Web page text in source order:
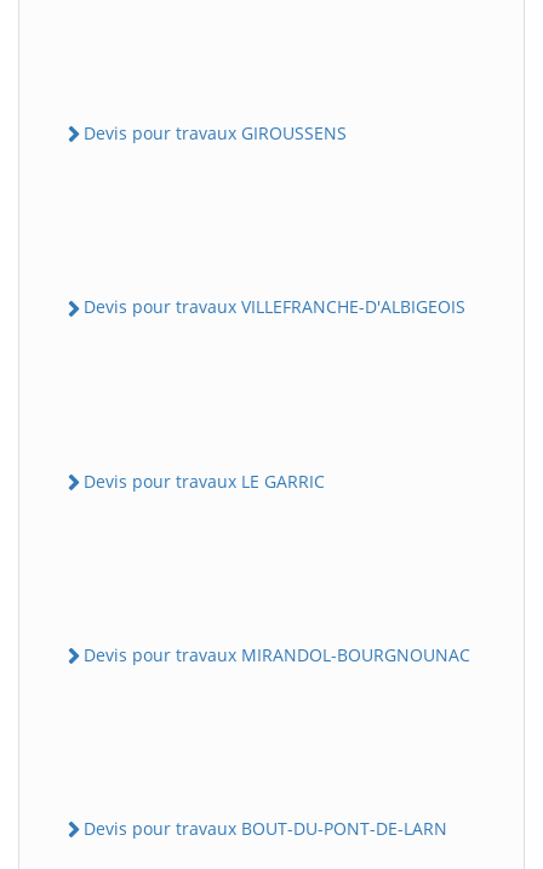
Devis pour travaux GIROUSSENS
Devis pour travaux VILLEFRANCHE-D'ALBIGEOIS
Devis pour travaux LE GARRIC
Devis pour travaux MIRANDOL-BOURGNOUNAC
Devis pour travaux BOUT-DU-PONT-DE-LARN